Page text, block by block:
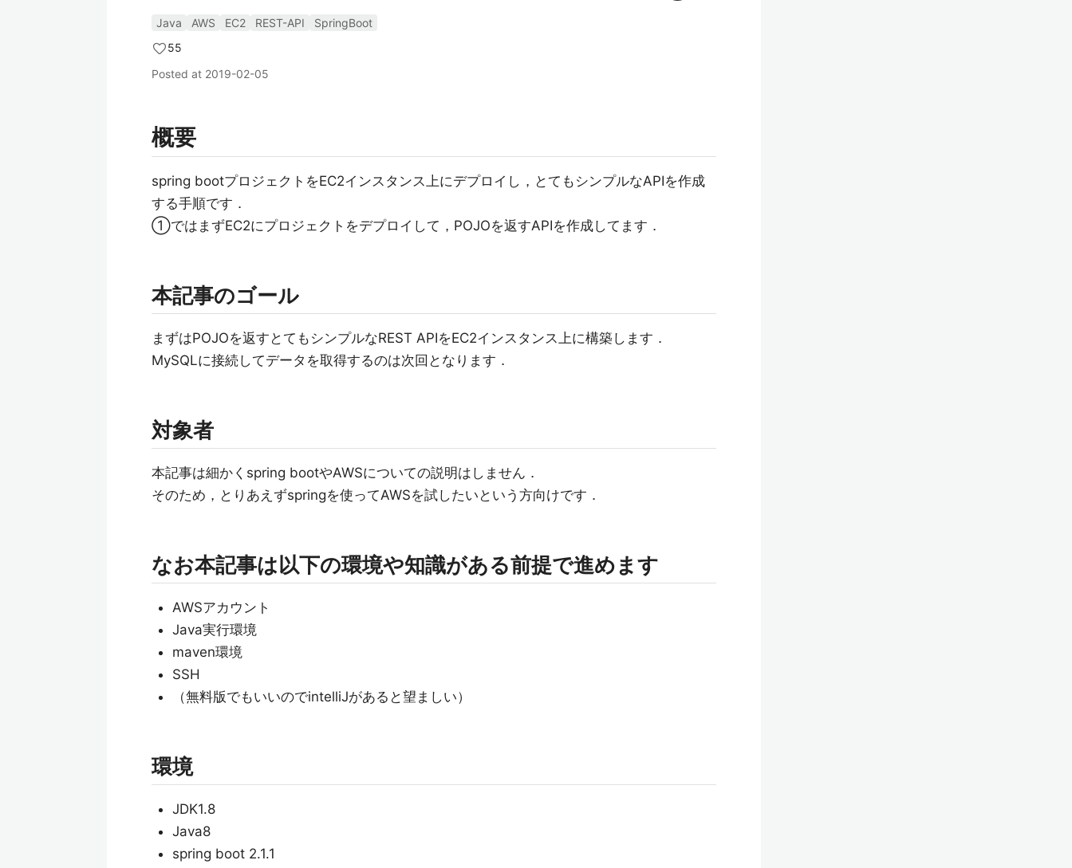
Java AWS EC2 REST-API
SpringBoot
55
Posted at 2019-02-05
概要
spring bootプロジェクトをEC2インスタンス上にデプロイし，とてもシンプルなAPIを作成
する手順です．
①ではまずEC2にプロジェクトをデプロイして，POJOを返すAPIを作成してます．
本記事のゴール
まずはPOJOを返すとてもシンプルなREST APIをEC2インスタンス上に構築します．
MySQLに接続してデータを取得するのは次回となります．
対象者
本記事は細かくspring bootやAWSについての説明はしません．
そのため，とりあえずspringを使ってAWSを試したいという方向けです．
なお本記事は以下の環境や知識がある前提で進めます
AWSアカウント
Java実行環境
maven環境
SSH
（無料版でもいいのでintelliJがあると望ましい）
環境
JDK1.8
Java8
spring boot 2.1.1